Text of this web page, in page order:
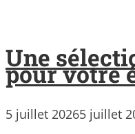
Une
pour votre
5 juillet 20265 juillet